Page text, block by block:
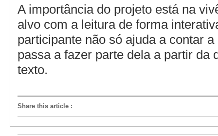
A importância do projeto está na
alvo com a leitura de forma
participante não só ajuda a contar
passa a fazer parte dela a partir da
texto.
Share this article :